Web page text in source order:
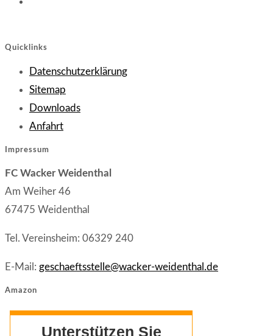
Quicklinks
DatenschutzerklärungOpens
Sitemap
in
DownloadsOpens
AnfahrtOpens
Impressum
FC Wacker Weidenthal
Am Weiher 46
67475 Weidenthal
Tel. Vereinsheim: 06329 240
E-Mail: geschaeftsstelle@wacker-weidenthal.de
Amazon